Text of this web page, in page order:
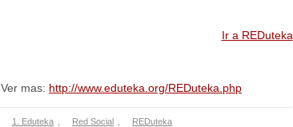
Ir a REDuteka
Ver mas: http://www.eduteka.org/REDuteka.php
1. Eduteka Red Social REDuteka